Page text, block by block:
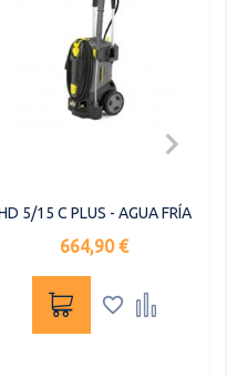
5/15 C PLUS - AGUA FRÍA
Precio
664,90 €
 
